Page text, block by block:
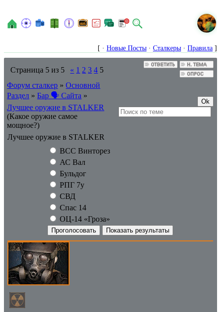
N
[ · Новые Посты · Сталкеры · Правила ]
Страница 5 из 5 « 1 2 3 4 5
Форум сталкер » Основной
Раздел » Бар 🗣 Сайта »
Лучшее оружие в STALKER
(Какое оружие самое
мощное?)
Лучшее оружие в STALKER
ВСС Винторез
АС Вал
Бульдог
РПГ 7у
СВД
Спас 14
ОЦ-14 «Гроза»